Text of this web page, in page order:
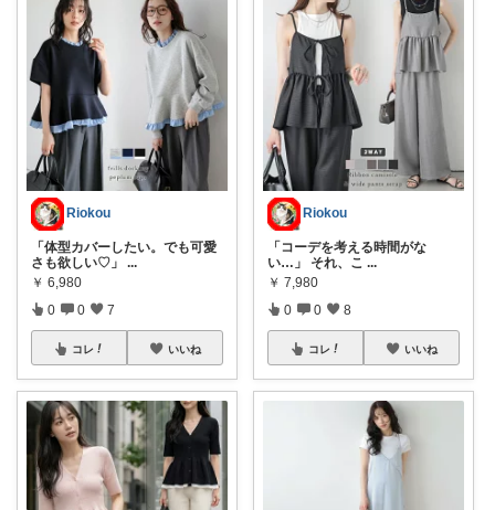
Riokou
「体型カバーしたい。でも可愛
さも欲しい♡」
...
￥ 6,980
0 0 7
コレ いいね
Riokou
「コーデを考える時間がな
い…」 それ、こ ...
￥ 7,980
0 0 8
コレ いいね